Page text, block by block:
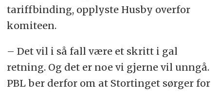
tariffbinding, opplyste Husby overfor
komiteen.
– Det vil i så fall være et skritt i gal
retning. Og det er noe vi gjerne vil unngå.
PBL ber derfor om at Stortinget sørger for